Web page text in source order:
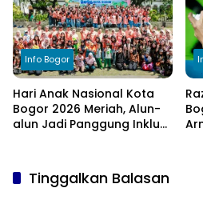
Info Bogor
Hari Anak Nasional Kota
Bogor 2026 Meriah, Alun-
alun Jadi Panggung Inklusi
Tinggalkan Balasan